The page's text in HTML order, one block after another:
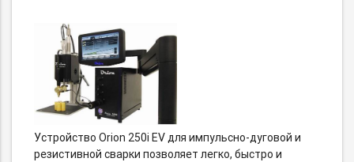
Устройство Orion 250i EV для импульсно-дуговой и
резистивной сварки позволяет легко, быстро и